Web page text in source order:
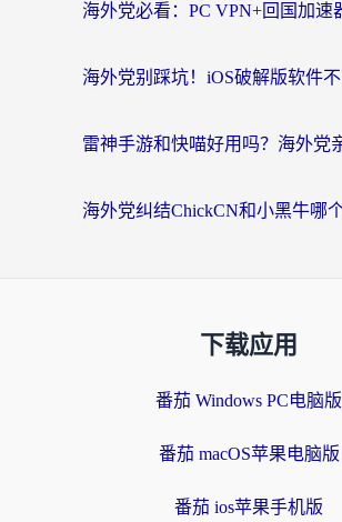
下载应用
番茄 Windows PC电脑版
番茄 macOS苹果电脑版
番茄 ios苹果手机版